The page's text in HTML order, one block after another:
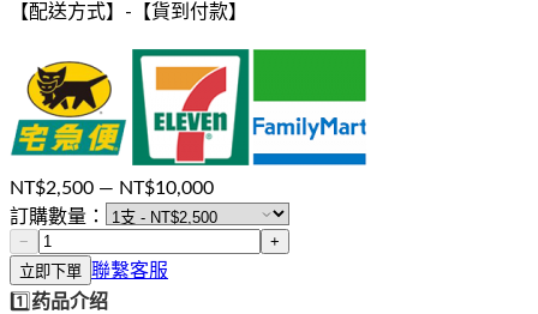
【配送方式】 - 【貨到付款】
NT$2,500 — NT$10,000
訂購數量：
−
+
立即下單 聯繫客服
1️⃣ 药品介绍